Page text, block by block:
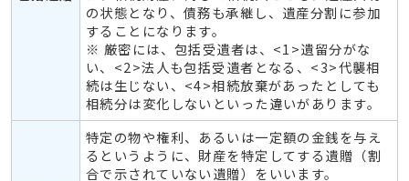
の状態となり、債務も承継し、遺産分割に参加
することになります。
※ 厳密には、包括受遺者は、<1>遺留分がな
い、<2>法人も包括受遺者となる、<3>代襲相
続は生じない、<4>相続放棄があったとしても
相続分は変化しないといった違いがあります。
特定の物や権利、あるいは一定額の金銭を与え
るというように、財産を特定してする遺贈（割
合で示されていない遺贈）をいいます。